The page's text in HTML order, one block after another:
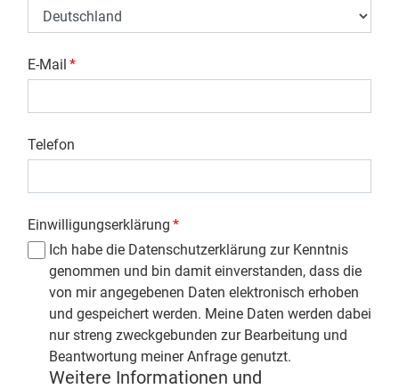
E-Mail *
Telefon
Einwilligungserklärung *
Ich habe die Datenschutzerklärung zur Kenntnis
genommen und bin damit einverstanden, dass die
von mir angegebenen Daten elektronisch erhoben
und gespeichert werden. Meine Daten werden dabei
nur streng zweckgebunden zur Bearbeitung und
Beantwortung meiner Anfrage genutzt.
Weitere Informationen und